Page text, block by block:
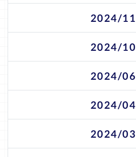
2024/11
2024/10
2024/06
2024/04
2024/03